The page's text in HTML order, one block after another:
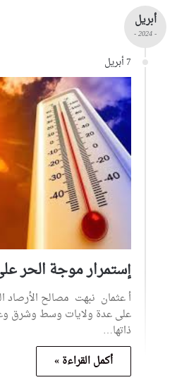
أبريل
- 2024 -
7 أبريل
إستمرار موجة الحر
أ عثمان نبهت مصالح الأرصاد
على عدة ولايات وسط وشرق
ذاتها…
أكمل القراءة »